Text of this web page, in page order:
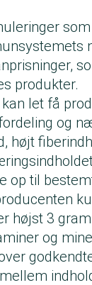
produkter.
let få
og
højt
op til
højst 3
og